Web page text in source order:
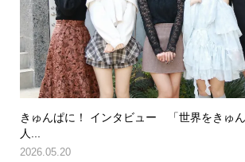
きゅんぱに！ インタビュー 「世界をきゅ
人...
2026.05.20